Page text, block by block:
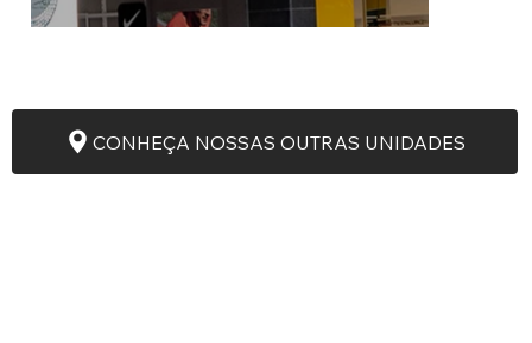
CONHEÇA NOSSAS OUTRAS UNIDADES